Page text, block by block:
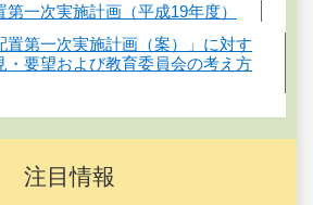
一次実施計画（平成19年度）
置第一次実施計画（案）」に対す
・要望および教育委員会の考え方
注目情報